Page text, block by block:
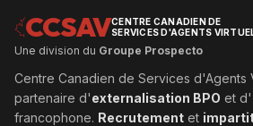
CCSAVCENTRE CANADIEN DE
SERVICES D'AGENTS
Une division du Groupe Prospecto
Centre Canadien de Services d'Agents
partenaire d'externalisation BPO et d'
francophone. Recrutement et